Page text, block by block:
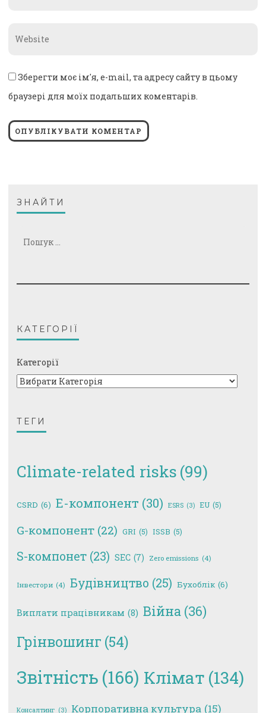
Зберегти моє ім'я, e-mail, та адресу сайту в цьому
браузері для моїх подальших коментарів.
ЗНАЙТИ
КАТЕГОРІЇ
Категорії
ТЕГИ
Climate-related risks (99)
CSRD (6) E-компонент (30) ESRS (3) EU (5)
G-компонент (22) GRI (5) ISSB (5)
S-компонет (23) SEC (7) Zero emissions (4)
Інвестори (4) Будівництво (25) Бухоблік (6)
Виплати працівникам (8) Війна (36)
Грінвошинг (54)
Звітність (166) Клімат (134)
Консалтинг (3) Корпоративна культура (15)